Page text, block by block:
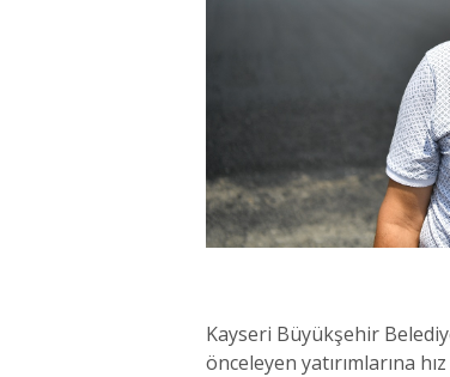
Kayseri Büyükşehir
önceleyen yatırımlarına